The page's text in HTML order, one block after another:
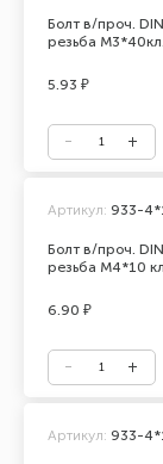
Болт в/проч.
резьба
5.93 ₽
Болт в/проч.
резьба М4*10
Артикул: 933-
6.90 ₽
Артикул: 933-